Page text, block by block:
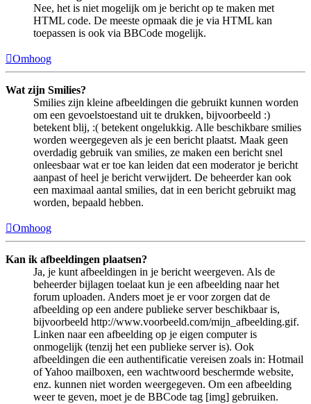
Nee, het is niet mogelijk om je bericht op te maken met
HTML code. De meeste opmaak die je via HTML kan
toepassen is ook via BBCode mogelijk.
Omhoog
Wat zijn Smilies?
Smilies zijn kleine afbeeldingen die gebruikt kunnen worden
om een gevoelstoestand uit te drukken, bijvoorbeeld :)
betekent blij, :( betekent ongelukkig. Alle beschikbare smilies
worden weergegeven als je een bericht plaatst. Maak geen
overdadig gebruik van smilies, ze maken een bericht snel
onleesbaar wat er toe kan leiden dat een moderator je bericht
aanpast of heel je bericht verwijdert. De beheerder kan ook
een maximaal aantal smilies, dat in een bericht gebruikt mag
worden, bepaald hebben.
Omhoog
Kan ik afbeeldingen plaatsen?
Ja, je kunt afbeeldingen in je bericht weergeven. Als de
beheerder bijlagen toelaat kun je een afbeelding naar het
forum uploaden. Anders moet je er voor zorgen dat de
afbeelding op een andere publieke server beschikbaar is,
bijvoorbeeld http://www.voorbeeld.com/mijn_afbeelding.gif.
Linken naar een afbeelding op je eigen computer is
onmogelijk (tenzij het een publieke server is). Ook
afbeeldingen die een authentificatie vereisen zoals in: Hotmail
of Yahoo mailboxen, een wachtwoord beschermde website,
enz. kunnen niet worden weergegeven. Om een afbeelding
weer te geven, moet je de BBCode tag [img] gebruiken.